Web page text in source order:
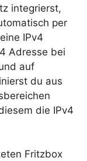
integrierst,
per
IPv4
Adresse bei
auf
du aus
die IPv4
Fritzbox